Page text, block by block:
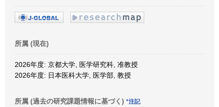
所属 (現在)
2026年度: 京都大学, 医学研究科, 准教授
2026年度: 日本医科大学, 医学部, 教授
所属 (過去の研究課題情報に基づく) *注記